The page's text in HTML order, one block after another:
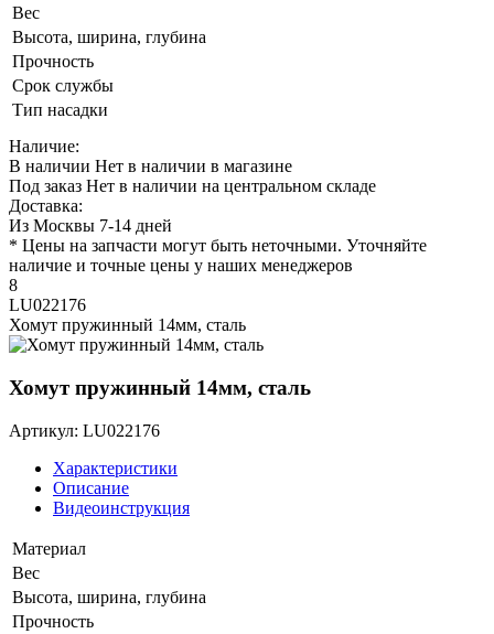
Вес
Высота, ширина, глубина
Прочность
Срок службы
Тип насадки
Наличие:
В наличии Нет в наличии в магазине
Под заказ Нет в наличии на центральном складе
Доставка:
Из Москвы 7-14 дней
* Цены на запчасти могут быть неточными. Уточняйте
наличие и точные цены у наших менеджеров
8
LU022176
Хомут пружинный 14мм, сталь
Хомут пружинный 14мм, сталь
Артикул: LU022176
Характеристики
Описание
Видеоинструкция
Материал
Вес
Высота, ширина, глубина
Прочность